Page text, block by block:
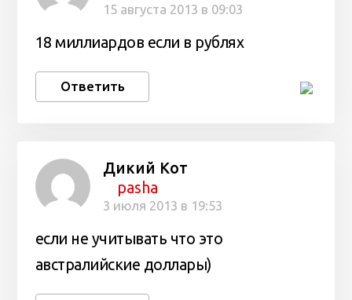
15 августа 2013 в 09:03
18 миллиардов если в рублях
Ответить
Дикий Кот
pasha
3 июля 2013 в 19:53
если не учитывать что это
австралийские доллары)